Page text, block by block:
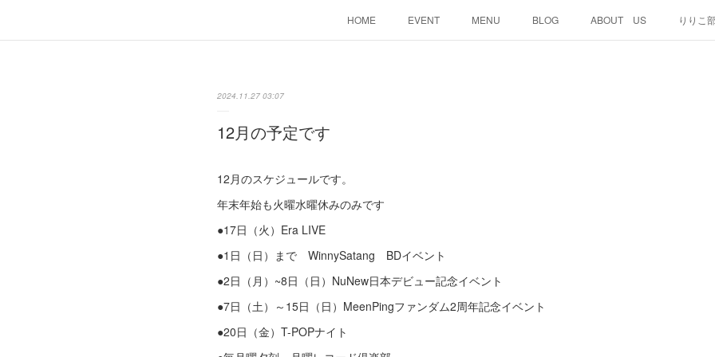
HOME EVENT MENU BLOG ABOUT US りりこ
2024.11.27 03:07
12月の予定です
12月のスケジュールです。
年末年始も火曜水曜休みのみです
●17日（火）Era LIVE
●1日（日）まで WinnySatang BDイベント
●2日（月）~8日（日）NuNew日本デビュー記念イベント
●7日（土）～15日（日）MeenPingファンダム2周年記念イベント
●20日（金）T-POPナイト